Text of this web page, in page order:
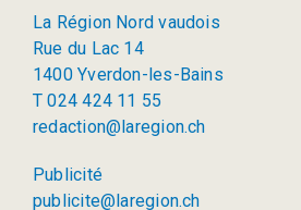
La Région Nord vaudois
Rue du Lac 14
1400 Yverdon-les-Bains
T 024 424 11 55
redaction@laregion.ch
Publicité
publicite@laregion.ch